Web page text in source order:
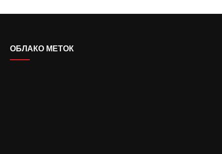
ОБЛАКО МЕТОК